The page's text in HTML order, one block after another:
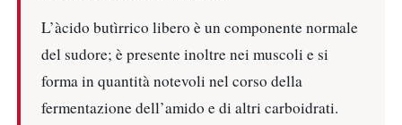
L’àcido butìrrico libero è un componente normale
del sudore; è presente inoltre nei muscoli e si
forma in quantità notevoli nel corso della
fermentazione dell’amido e di altri carboidrati.